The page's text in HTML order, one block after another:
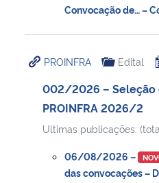
Convocação de… –
PROINFRA Edital
002/2026 – Seleção
PROINFRA 2026/2
Ultimas publicações:
06/08/2026 –
das convocações –